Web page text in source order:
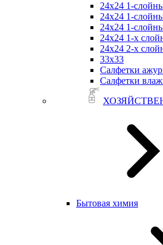
24х24 1-
24х24 1-
24х24 1-
24х24 1-х
24х24 2-х
33х33
Салфетки
Салфетки
Бытовая химия